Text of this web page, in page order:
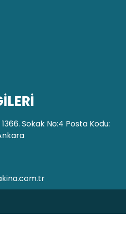
Sokak No:4 Posta Kodu: